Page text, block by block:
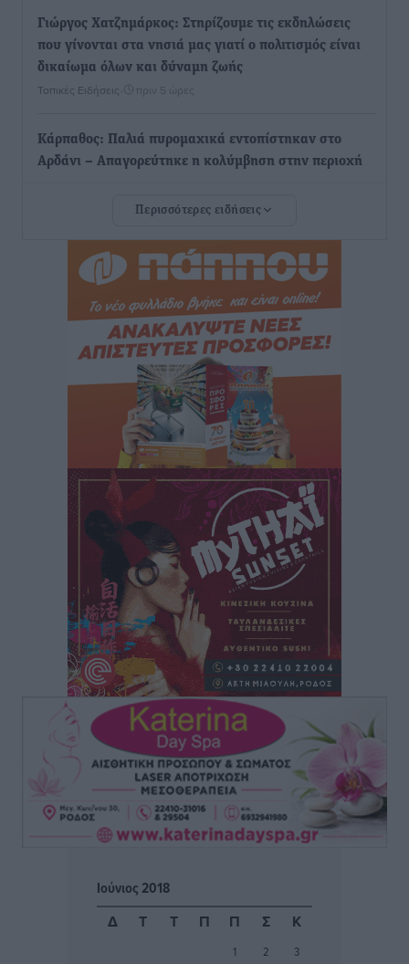
Γιώργος Χατζημάρκος: Στηρίζουμε τις εκδηλώσεις
που γίνονται στα νησιά μας γιατί ο πολιτισμός είναι
δικαίωμα όλων και δύναμη ζωής
Τοπικές Ειδήσεις πριν 5 ώρες
Κάρπαθος: Παλιά πυρομαχικά εντοπίστηκαν στο
Αρδάνι – Απαγορεύτηκε η κολύμβηση στην περιοχή
εφησυχασμού» – Σε πλήρη ετοιμότητα ο μηχανισμός
Ειδήσεις• πριν 6 ώρες
Καιρός: Επιμένουν οι υψηλές θερμοκρασίες – Ισχυρά
μελτέμια έως 9 μποφόρ, σε «Red Code» 6 περιοχές
πριν 7 ώρες
Τα φοιτητικά ενοίκια «τινάζουν στον αέρα» τους
οικογενειακούς προϋπολογισμούς
Ειδήσεις• πριν 7 ώρες
Δύο νέοι ξενώνες παραδόθηκαν στις Ένοπλες
Δυνάμεις στη νήσο Ρω
Τοπικές Ειδήσεις πριν 7 ώρες
Συνεχίζεται η έξοδος του Αυγούστου – Πάνω από
34.000 αναχωρούν σήμερα μόνο από τον Πειραιά
Ειδήσεις• πριν 7 ώρες
Μόνιμες θέσεις στους παιδικούς σταθμούς: Οι
προϋποθέσεις, η 24μηνη εμπειρία και οι προθεσμίες
για τους δήμους
Τοπικές Ειδήσεις• πριν 8 ώρες
Δεύτερη πηγή εισοδήματος για τους επαγγελματίες
ψαράδες ο αλιευτικός τουρισμός
Μαρία Εκμεκτσίογλου: Η πίστη μου είναι το
Περισσότερες ειδήσεις
Ιούνιος 2018
Δ
Τ Τ Π Π Σ Κ
1 2
3